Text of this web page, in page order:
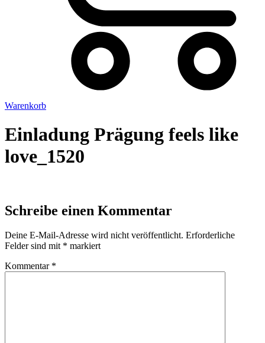
Warenkorb
Einladung Prägung feels like
love_1520
Schreibe einen Kommentar
Deine E-Mail-Adresse wird nicht veröffentlicht. Erforderliche
Felder sind mit * markiert
Kommentar *